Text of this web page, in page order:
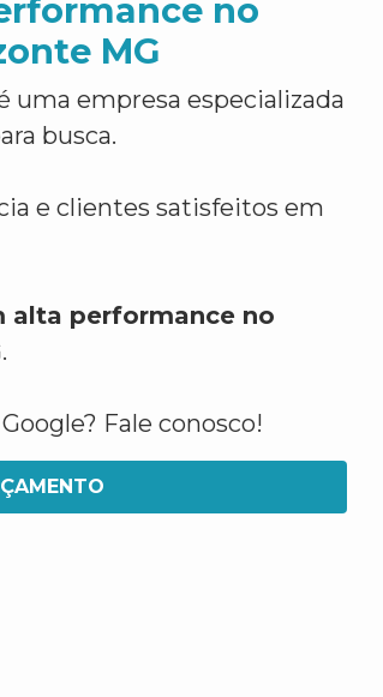
no
MG
uma empresa especializada
busca.
e clientes satisfeitos em
alta performance no
.
Fale conosco!